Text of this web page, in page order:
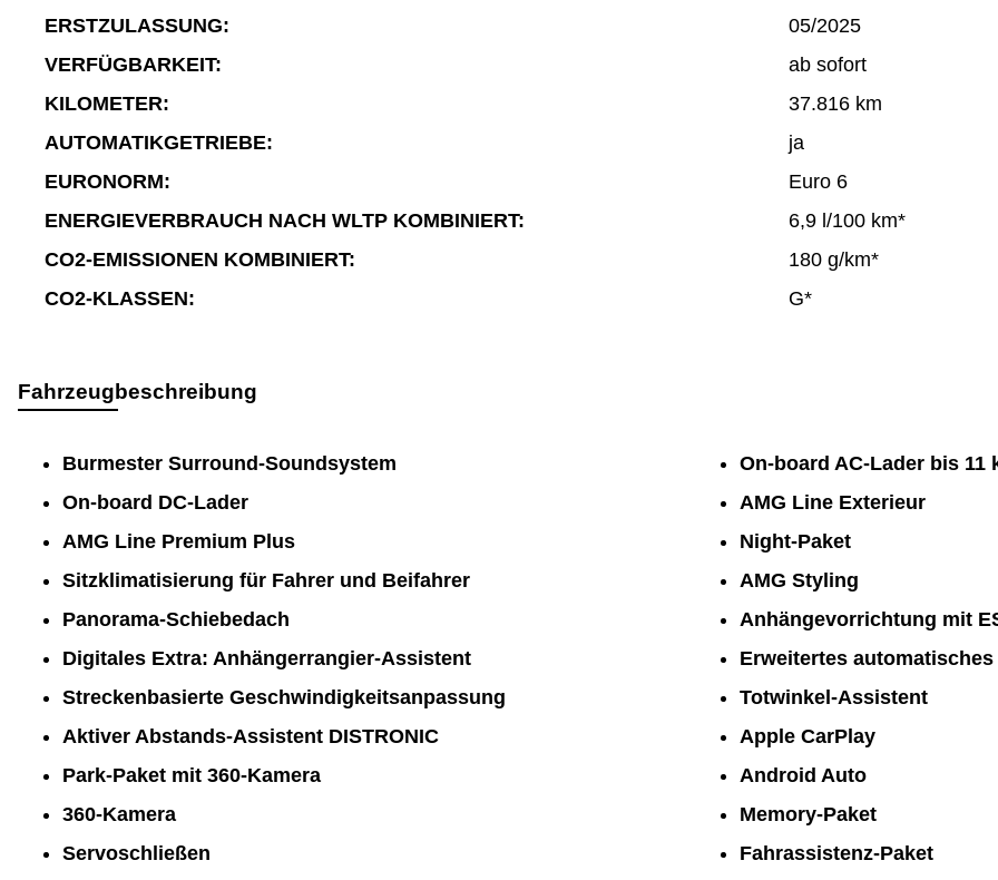
ERSTZULASSUNG:
05/2025
VERFÜGBARKEIT:
ab sofort
KILOMETER:
37.816 km
AUTOMATIKGETRIEBE:
ja
EURONORM:
Euro 6
ENERGIEVERBRAUCH NACH WLTP KOMBINIERT:
6,9 l/100 km*
CO2-EMISSIONEN KOMBINIERT:
180 g/km*
CO2-KLASSEN:
G*
Fahrzeugbeschreibung
Burmester Surround-Soundsystem
On-board AC-Lader bis 11
On-board DC-Lader
AMG Line Exterieur
AMG Line Premium Plus
Night-Paket
Sitzklimatisierung für Fahrer und Beifahrer
AMG Styling
Panorama-Schiebedach
Anhängevorrichtung mit
Digitales Extra: Anhängerrangier-Assistent
Erweitertes
Streckenbasierte Geschwindigkeitsanpassung
Totwinkel-Assistent
Aktiver Abstands-Assistent DISTRONIC
Apple CarPlay
Park-Paket mit 360-Kamera
Android Auto
360-Kamera
Memory-Paket
Servoschließen
Fahrassistenz-Paket